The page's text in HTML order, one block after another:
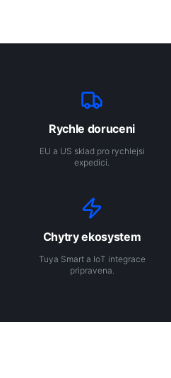
Rychle doruceni
EU a US sklad pro rychlejsi
expedici.
Chytry ekosystem
Tuya Smart a IoT integrace
pripravena.